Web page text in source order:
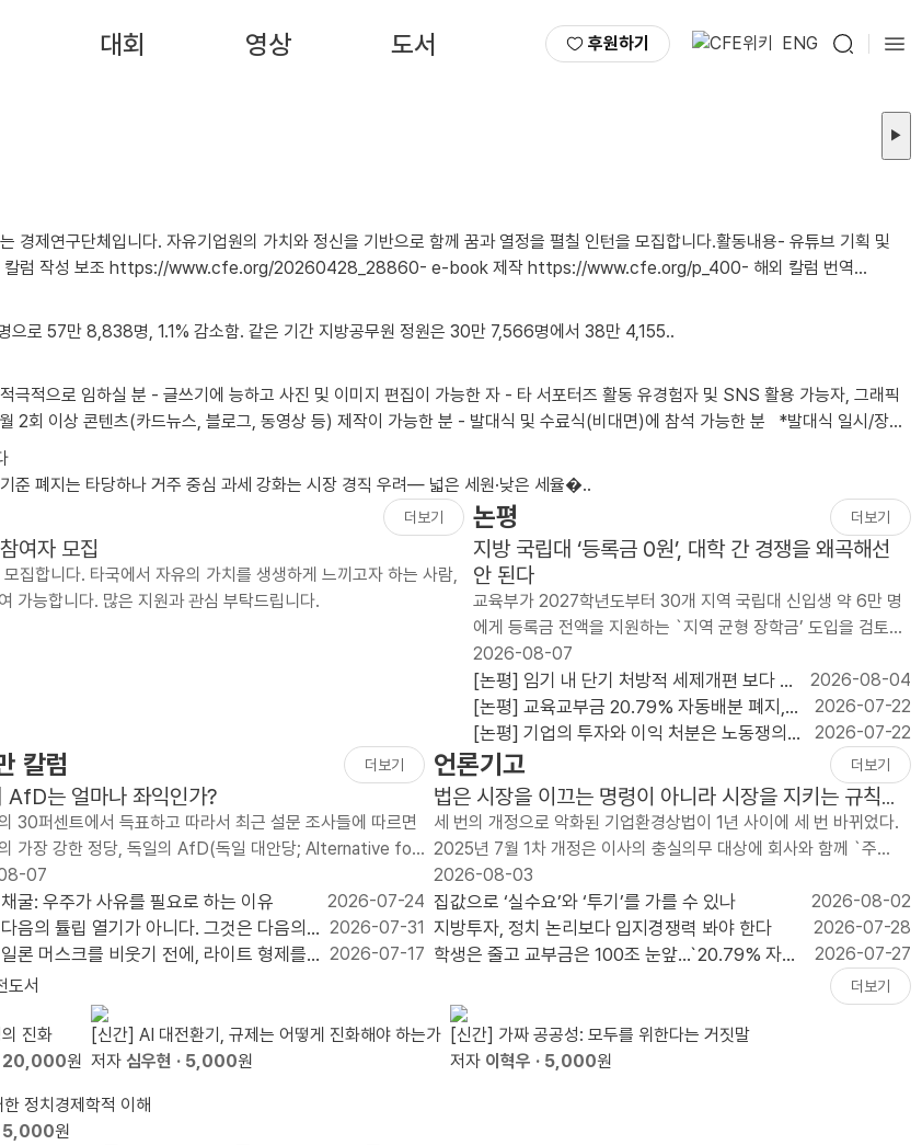
대회 영상 도서 후원하기 ENG
▶
경제연구단체입니다. 자유기업원의 가치와 정신을 기반으로 함께 꿈과 열정을 펼칠 인턴을 모집합니다.활동내용- 유튜브 기획 및
로 57만 8,838명, 1.1% 감소함. 같은 기간 지방공무원 정원은 30만 7,566명에서 38만 4,155..
폐지는 타당하나 거주 중심 과세 강화는 시장 경직 우려— 넓은 세원·낮은 세율�..
더보기
여자 모집
합니다. 타국에서 자유의 가치를 생생하게 느끼고자 하는 사람,
가능합니다. 많은 지원과 관심 부탁드립니다.
논평 더보기
지방 국립대 ‘등록금 0원’, 대학 간 경쟁을 왜곡해선
안 된다
교육부가 2027학년도부터 30개 지역 국립대 신입생 약 6만 명
에게 등록금 전액을 지원하는 `지역 균형 장학금’ 도입을 검토하
고 있다. 연간 지원 규모는 약 2천억 원이..
2026-08-07
[논평] 임기 내 단기 처방적 세제개편 보다 단
순하고 예측가능한 세제가 필요하다
2026-08-04
[논평] 교육교부금 20.79% 자동배분 폐지,
늦었지만 반드시 가야 할 재정개혁이다
2026-07-22
[논평] 기업의 투자와 이익 처분은 노동쟁의
대상이 될 수 없다
2026-07-22
칼럼 더보기
AfD는 얼마나 좌익인가?
30퍼센트에서 득표하고 따라서 최근 설문 조사들에 따르면
가장 강한 정당, 독일의 AfD(독일 대안당; Alternative for
는 두 공동 의장 알..
07
굴: 우주가 사유를 필요로 하는 이유 2026-07-24
음의 튤립 열기가 아니다. 그것은 다음의
다.
2026-07-31
론 머스크를 비웃기 전에, 라이트 형제를
2026-07-17
언론기고 더보기
법은 시장을 이끄는 명령이 아니라 시장을 지키는 규칙이
어야 한다
세 번의 개정으로 악화된 기업환경상법이 1년 사이에 세 번 바뀌었다.
2025년 7월 1차 개정은 이사의 충실의무 대상에 회사와 함께 `주
주’를 넣었고, 사외이사의 이름..
2026-08-03
집값으로 ‘실수요’와 ‘투기’를 가를 수 있나 2026-08-02
지방투자, 정치 논리보다 입지경쟁력 봐야 한다 2026-07-28
학생은 줄고 교부금은 100조 눈앞...`20.79% 자동
2026-07-27
도서 더보기
진화
20,000원
[신간] AI 대전환기, 규제는 어떻게 진화해야 하는가
저자 심우현 · 5,000원
[신간] 가짜 공공성: 모두를 위한다는 거짓말
저자 이혁우 · 5,000원
정치경제학적 이해
5,000원